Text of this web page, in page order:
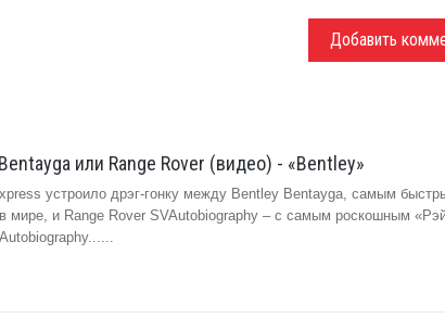
Добавить
или Range Rover (видео) - «Bentley»
устроило дрэг-гонку между Bentley Bentayga, самым
мире, и Range Rover SVAutobiography – с самым роскошным